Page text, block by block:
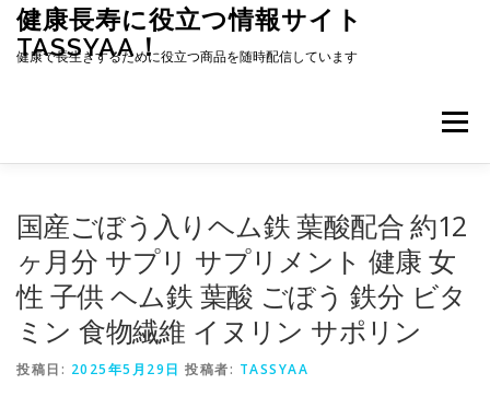
キ
健康長寿に役立つ情報サイト
TASSYAA！
健康で長生きするために役立つ商品を随時配信しています
メニュー
国産ごぼう入りヘム鉄 葉酸配合 約12
ヶ月分 サプリ サプリメント 健康 女
性 子供 ヘム鉄 葉酸 ごぼう 鉄分 ビタ
ミン 食物繊維 イヌリン サポリン
投稿日: 2025年5月29日 投稿者: TASSYAA